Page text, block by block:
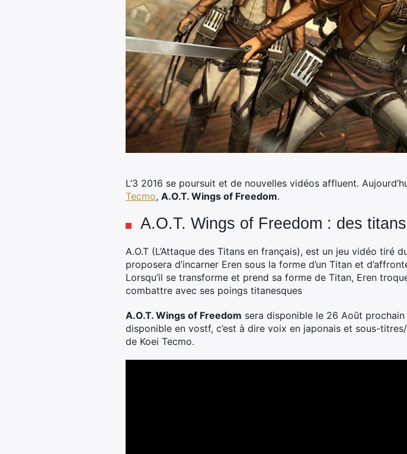
L’3 2016 se poursuit et de nouvelles vidéos affluent.
Tecmo, A.O.T. Wings of Freedom.
A.O.T. Wings of Freedom : des titans
A.O.T (L’Attaque des Titans en français), est un jeu vidéo tiré
proposera d’incarner Eren sous la forme d’un Titan et
Lorsqu’il se transforme et prend sa forme de Titan, Eren
combattre avec ses poings titanesques
A.O.T. Wings of Freedom sera disponible le 26 Août
disponible en vostf, c’est à dire voix en japonais et sous-
de Koei Tecmo.